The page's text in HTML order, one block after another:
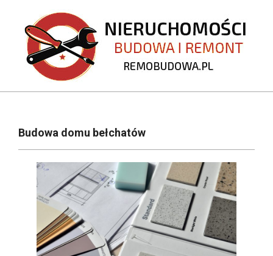
content
REMOBUDOWA.PL
NavigationBudowa domu bełchatów